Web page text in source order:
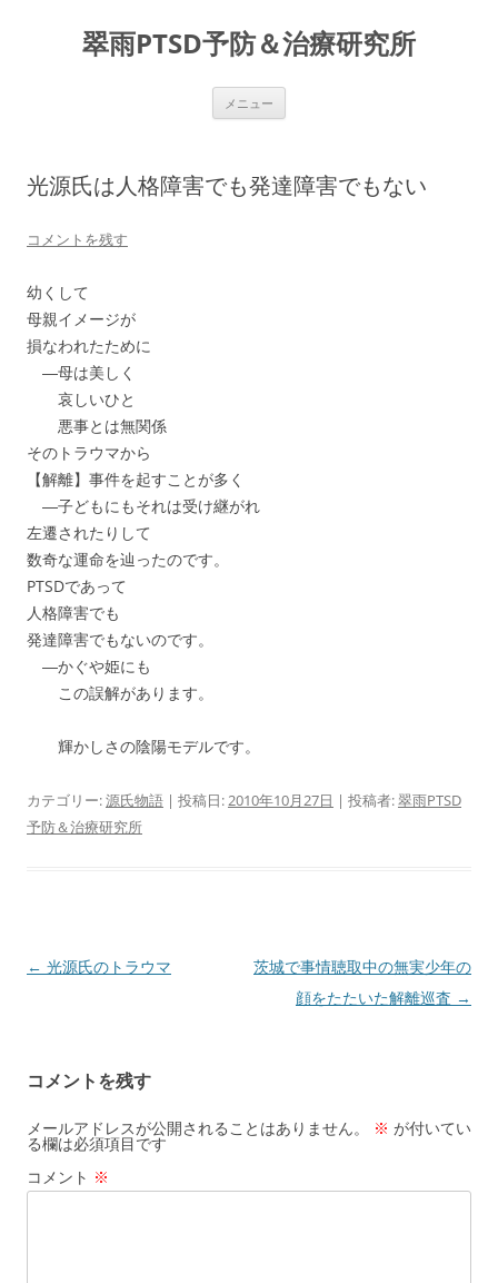
翠雨PTSD予防＆治療研究所
メニュー
光源氏は人格障害でも発達障害でもない
コメントを残す
幼くして
母親イメージが
損なわれたために
―母は美しく
哀しいひと
悪事とは無関係
そのトラウマから
【解離】事件を起すことが多く
―子どもにもそれは受け継がれ
左遷されたりして
数奇な運命を辿ったのです。
PTSDであって
人格障害でも
発達障害でもないのです。
―かぐや姫にも
この誤解があります。
輝かしさの陰陽モデルです。
カテゴリー:源氏物語 | 投稿日:2010年10月27日 | 投稿者:翠雨PTSD
予防＆治療研究所
投
ゲ
ー
シ
ョ
← 光源氏のトラウマ
茨城で事情聴取中の無実少年の
顔をたたいた解離巡査 →
コメントを残す
メールアドレスが公開されることはありません。 ※ が付いてい
る欄は必須項目です
コメント ※